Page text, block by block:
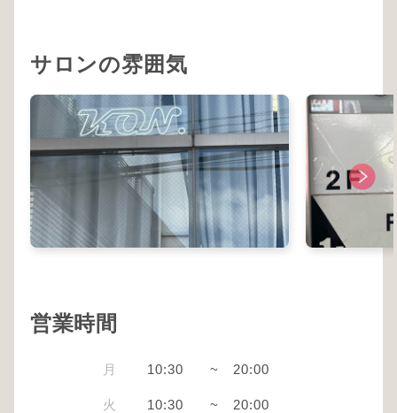
サロンの雰囲気
営業時間
月 10:30 ~ 20:00
火 10:30 ~ 20:00